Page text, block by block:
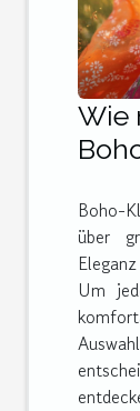
Wie
Boho-
über
Um